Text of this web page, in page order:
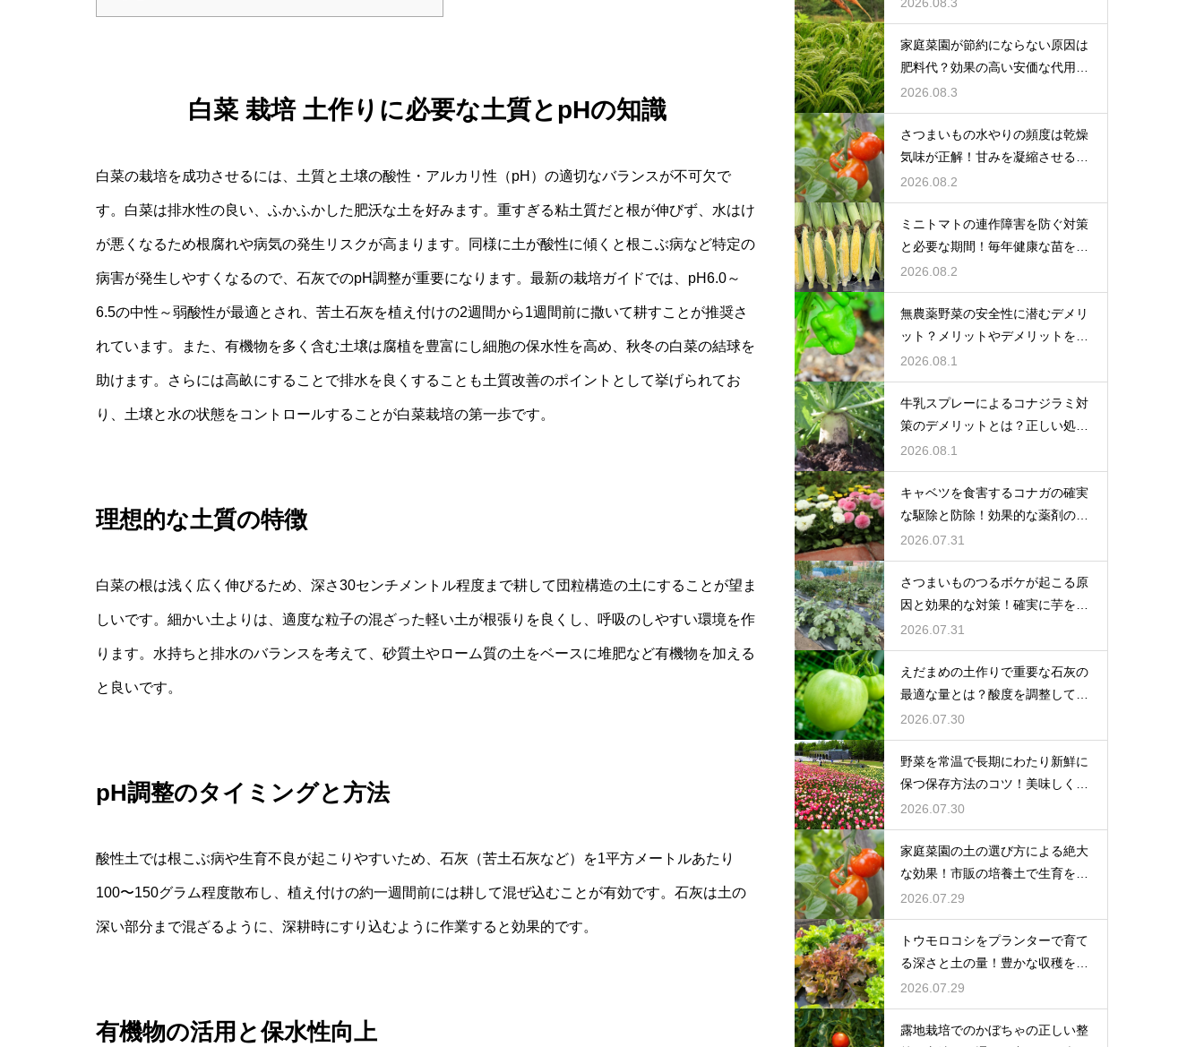
白菜 栽培 土作りに必要な土質とpHの知識
白菜の栽培を成功させるには、土質と土壌の酸性・アルカリ性（pH）の適切なバランスが不可欠で
す。白菜は排水性の良い、ふかふかした肥沃な土を好みます。重すぎる粘土質だと根が伸びず、水はけ
が悪くなるため根腐れや病気の発生リスクが高まります。同様に土が酸性に傾くと根こぶ病など特定の
病害が発生しやすくなるので、石灰でのpH調整が重要になります。最新の栽培ガイドでは、pH6.0～
6.5の中性～弱酸性が最適とされ、苦土石灰を植え付けの2週間から1週間前に撒いて耕すことが推奨さ
れています。また、有機物を多く含む土壌は腐植を豊富にし細胞の保水性を高め、秋冬の白菜の結球を
助けます。さらには高畝にすることで排水を良くすることも土質改善のポイントとして挙げられてお
り、土壌と水の状態をコントロールすることが白菜栽培の第一歩です。
理想的な土質の特徴
白菜の根は浅く広く伸びるため、深さ30センチメントル程度まで耕して団粒構造の土にすることが望ま
しいです。細かい土よりは、適度な粒子の混ざった軽い土が根張りを良くし、呼吸のしやすい環境を作
ります。水持ちと排水のバランスを考えて、砂質土やローム質の土をベースに堆肥など有機物を加える
と良いです。
pH調整のタイミングと方法
酸性土では根こぶ病や生育不良が起こりやすいため、石灰（苦土石灰など）を1平方メートルあたり
100〜150グラム程度散布し、植え付けの約一週間前には耕して混ぜ込むことが有効です。石灰は土の
深い部分まで混ざるように、深耕時にすり込むように作業すると効果的です。
有機物の活用と保水性向上
家庭菜園が節約にならない原因は
肥料代？効果の高い安価な代用品
を活用する
2026.08.3
さつまいもの水やりの頻度は乾燥
気味が正解！甘みを凝縮させる管
理法
2026.08.2
ミニトマトの連作障害を防ぐ対策
と必要な期間！毎年健康な苗を育
てる
2026.08.2
無農薬野菜の安全性に潜むデメリ
ット？メリットやデメリットを徹
底的に検証
2026.08.1
牛乳スプレーによるコナジラミ対
策のデメリットとは？正しい処理
で防ぐ
2026.08.1
キャベツを食害するコナガの確実
な駆除と防除！効果的な薬剤の選
び方
2026.07.31
さつまいものつるボケが起こる原
因と効果的な対策！確実に芋を肥
大化
2026.07.31
えだまめの土作りで重要な石灰の
最適な量とは？酸度を調整して生
育を促す
2026.07.30
野菜を常温で長期にわたり新鮮に
保つ保存方法のコツ！美味しく食
べ切る
2026.07.30
家庭菜園の土の選び方による絶大
な効果！市販の培養土で生育を劇
的に改善
2026.07.29
トウモロコシをプランターで育て
る深さと土の量！豊かな収穫を目
指す
2026.07.29
露地栽培でのかぼちゃの正しい整